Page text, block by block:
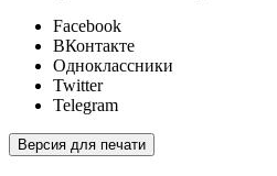
Facebook
ВКонтакте
Одноклассники
Twitter
Telegram
Версия для печати